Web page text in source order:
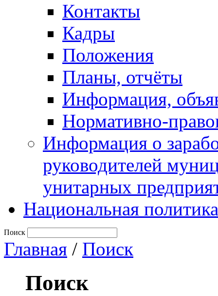
Контакты
Кадры
Положения
Планы, отчёты
Информация,
Нормативно-
Информация о
руководителей
унитарных
Национальная политика
Поиск
Главная / Поиск
Поиск